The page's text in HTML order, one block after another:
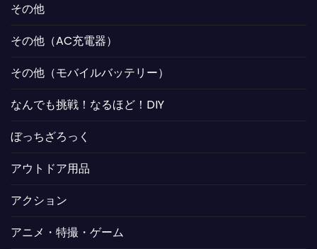
その他
その他（AC充電器）
その他（モバイルバッテリー）
なんでも挑戦！なるほど！DIY
ぼっちざろっく
アウトドア用品
アクション
アニメ・特撮・ゲーム